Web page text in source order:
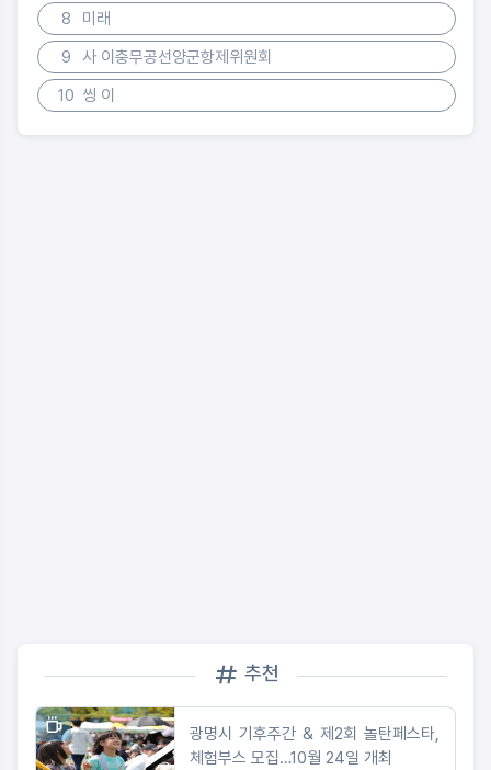
8
미래
9
사 이충무공선양군항제위원회
10 씽 이
추천
광명시 기후주간 & 제2회 놀탄페스타,
체험부스 모집…10월 24일 개최